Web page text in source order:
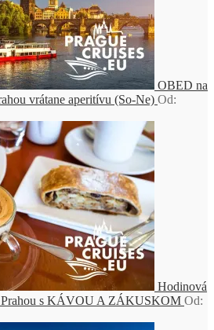
OBED na
vrátane aperitívu (So-Ne) Od:
Hodinová
Prahou s KÁVOU A ZÁKUSKOM Od: